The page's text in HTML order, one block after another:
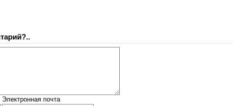
Электронная почта